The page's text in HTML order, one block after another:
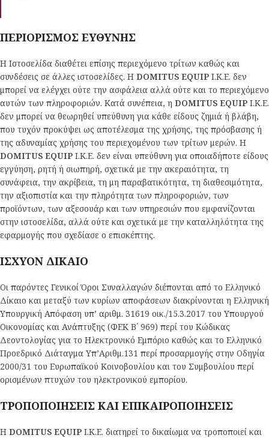
ΠΕΡΙΟΡΙΣΜΟΣ ΕΥΘΥΝΗΣ
Η Ιστοσελίδα διαθέτει επίσης περιεχόμενο τρίτων καθώς και
συνδέσεις σε άλλες ιστοσελίδες. Η DOMITUS EQUIP Ι.Κ.Ε. δεν
μπορεί να ελέγχει ούτε την ασφάλεια αλλά ούτε και το περιεχόμενο
αυτών των πληροφοριών. Κατά συνέπεια, η DOMITUS EQUIP Ι.Κ.Ε.
δεν μπορεί να θεωρηθεί υπεύθυνη για κάθε είδους ζημιά ή βλάβη,
που τυχόν προκύψει ως αποτέλεσμα της χρήσης, της πρόσβασης ή
της αδυναμίας χρήσης του περιεχομένου των τρίτων μερών. Η
DOMITUS EQUIP Ι.Κ.Ε. δεν είναι υπεύθυνη για οποιαδήποτε είδους
εγγύηση, ρητή ή σιωπηρή, σχετικά με την ακεραιότητα, τη
συνάφεια, την ακρίβεια, τη μη παραβατικότητα, τη διαθεσιμότητα,
την αξιοπιστία και την πληρότητα των πληροφοριών, των
προϊόντων, των αξεσουάρ και των υπηρεσιών που εμφανίζονται
στην ιστοσελίδα, αλλά ούτε και σχετικά με την καταλληλότητα της
εφαρμογής που σχεδίασε ο επισκέπτης.
ΙΣΧΥΟΝ ΔΙΚΑΙΟ
Οι παρόντες Γενικοί Όροι Συναλλαγών διέπονται από το Ελληνικό
Δίκαιο και μεταξύ των κυρίων αποφάσεων διακρίνονται η Ελληνική
Υπουργική Απόφαση υπ’ αριθμ. 31619 οικ./15.3.2017 του Υπουργού
Οικονομίας και Ανάπτυξης (ΦΕΚ Β΄ 969) περί του Κώδικας
Δεοντολογίας για το Ηλεκτρονικό Εμπόριο καθώς και το Ελληνικό
Προεδρικό Διάταγμα Υπ’Αριθμ.131 περί προσαρμογής στην Οδηγία
2000/31 του Ευρωπαϊκού Κοινοβουλίου και του Συμβουλίου περί
ορισμένων πτυχών του ηλεκτρονικού εμπορίου.
ΤΡΟΠΟΠΟΙΗΣΕΙΣ ΚΑΙ ΕΠΙΚΑΙΡΟΠΟΙΗΣΕΙΣ
Η DOMITUS EQUIP Ι.Κ.Ε. διατηρεί το δικαίωμα να τροποποιεί και